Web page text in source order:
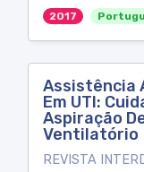
2017
Assistência
Em UTI:
Aspiração
Ventilatório
REVISTA